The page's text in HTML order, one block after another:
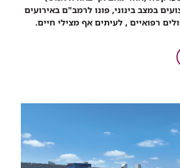
במצב בינוני, פונו לרמב"ם באירועים
רפואיים , לעיתים אף מצילי חיים.